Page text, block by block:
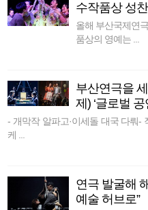
수작품상 성
올해 부산국제연
품상의 영예는 ...
부산연극을
제) ‘글로벌
- 개막작 알파고·이세돌 대국 다뤄-
케 ...
연극 발굴해
예술 허브로”